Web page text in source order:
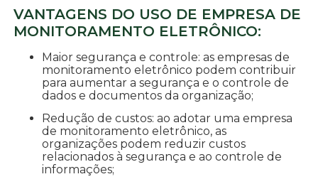
VANTAGENS DO USO DE EMPRESA DE
MONITORAMENTO ELETRÔNICO:
Maior segurança e controle: as empresas de
monitoramento eletrônico podem contribuir
para aumentar a segurança e o controle de
dados e documentos da organização;
Redução de custos: ao adotar uma empresa
de monitoramento eletrônico, as
organizações podem reduzir custos
relacionados à segurança e ao controle de
informações;